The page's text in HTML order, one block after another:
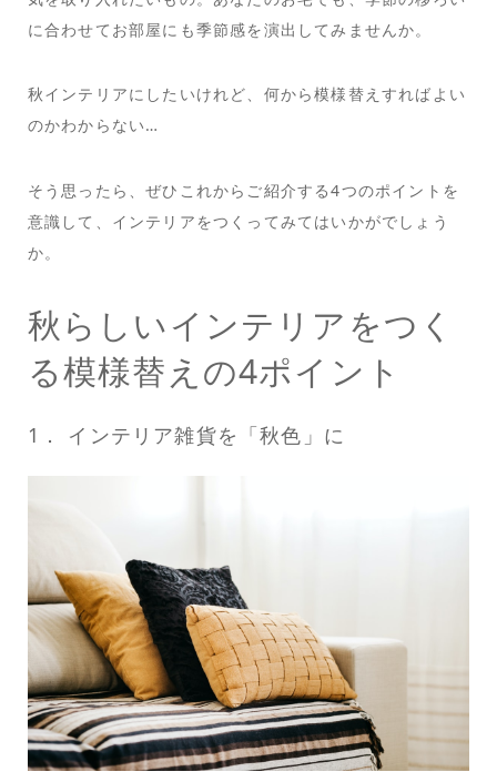
に合わせてお部屋にも季節感を演出してみませんか。
秋インテリアにしたいけれど、何から模様替えすればよい
のかわからない…
そう思ったら、ぜひこれからご紹介する4つのポイントを
意識して、インテリアをつくってみてはいかがでしょう
か。
秋らしいインテリアをつく
る模様替えの4ポイント
1． インテリア雑貨を「秋色」に